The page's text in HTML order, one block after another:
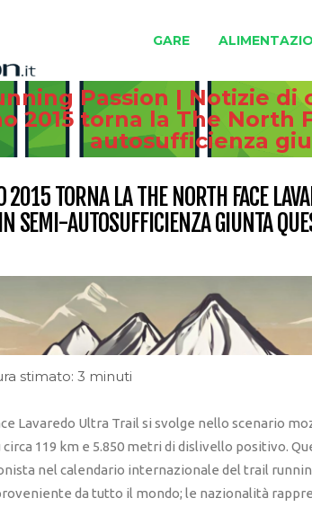
GARE
Passion | Notizie di
2015 torna la The North
autosufficienza
2015 TORNA LA THE NORTH FACE
SEMI-AUTOSUFFICIENZA GIUNTA
stimato: 3 minuti
Lavaredo Ultra Trail si svolge nello scenario
circa 119 km e 5.850 metri di dislivello positivo.
nel calendario internazionale del trail
da tutto il mondo; le nazionalità